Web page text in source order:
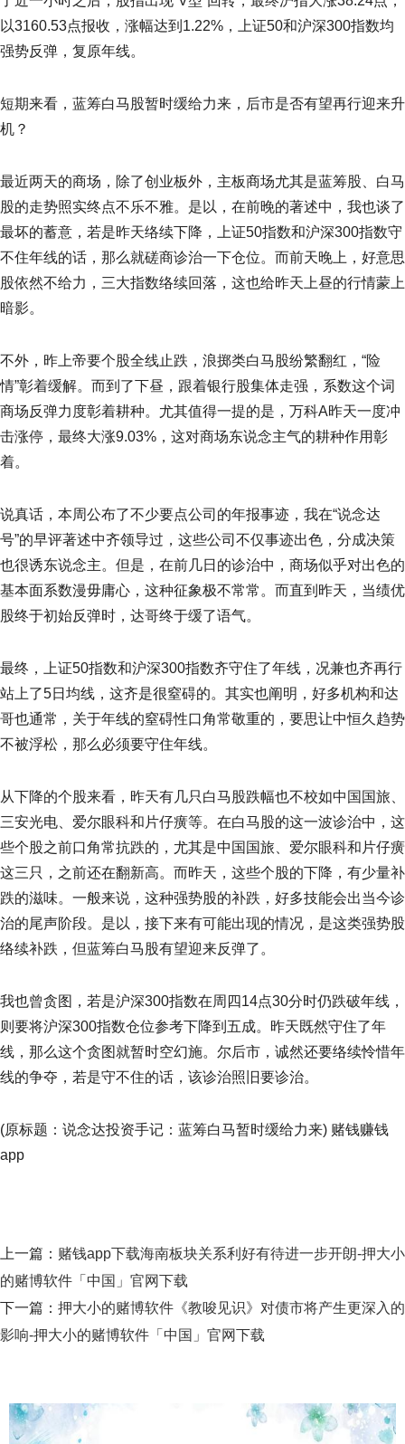
以3160.53点报收，涨幅达到1.22%，上证50和沪深300指数均
强势反弹，复原年线。
短期来看，蓝筹白马股暂时缓给力来，后市是否有望再行迎来升
机？
最近两天的商场，除了创业板外，主板商场尤其是蓝筹股、白马
股的走势照实终点不乐不雅。是以，在前晚的著述中，我也谈了
最坏的蓄意，若是昨天络续下降，上证50指数和沪深300指数守
不住年线的话，那么就磋商诊治一下仓位。而前天晚上，好意思
股依然不给力，三大指数络续回落，这也给昨天上昼的行情蒙上
暗影。
不外，昨上帝要个股全线止跌，浪掷类白马股纷繁翻红，“险
情”彰着缓解。而到了下昼，跟着银行股集体走强，系数这个词
商场反弹力度彰着耕种。尤其值得一提的是，万科A昨天一度冲
击涨停，最终大涨9.03%，这对商场东说念主气的耕种作用彰
着。
说真话，本周公布了不少要点公司的年报事迹，我在“说念达
号”的早评著述中齐领导过，这些公司不仅事迹出色，分成决策
也很诱东说念主。但是，在前几日的诊治中，商场似乎对出色的
基本面系数漫毋庸心，这种征象极不常常。而直到昨天，当绩优
股终于初始反弹时，达哥终于缓了语气。
最终，上证50指数和沪深300指数齐守住了年线，况兼也齐再行
站上了5日均线，这齐是很窒碍的。其实也阐明，好多机构和达
哥也通常，关于年线的窒碍性口角常敬重的，要思让中恒久趋势
不被浮松，那么必须要守住年线。
从下降的个股来看，昨天有几只白马股跌幅也不校如中国国旅、
三安光电、爱尔眼科和片仔癀等。在白马股的这一波诊治中，这
些个股之前口角常抗跌的，尤其是中国国旅、爱尔眼科和片仔癀
这三只，之前还在翻新高。而昨天，这些个股的下降，有少量补
跌的滋味。一般来说，这种强势股的补跌，好多技能会出当今诊
治的尾声阶段。是以，接下来有可能出现的情况，是这类强势股
络续补跌，但蓝筹白马股有望迎来反弹了。
我也曾贪图，若是沪深300指数在周四14点30分时仍跌破年线，
则要将沪深300指数仓位参考下降到五成。昨天既然守住了年
线，那么这个贪图就暂时空幻施。尔后市，诚然还要络续怜惜年
线的争夺，若是守不住的话，该诊治照旧要诊治。
(原标题：说念达投资手记：蓝筹白马暂时缓给力来) 赌钱赚钱
app
上一篇： 赌钱app下载海南板块关系利好有待进一步开朗-押大小
的赌博软件「中国」官网下载
下一篇： 押大小的赌博软件《教唆见识》对债市将产生更深入的
影响-押大小的赌博软件「中国」官网下载